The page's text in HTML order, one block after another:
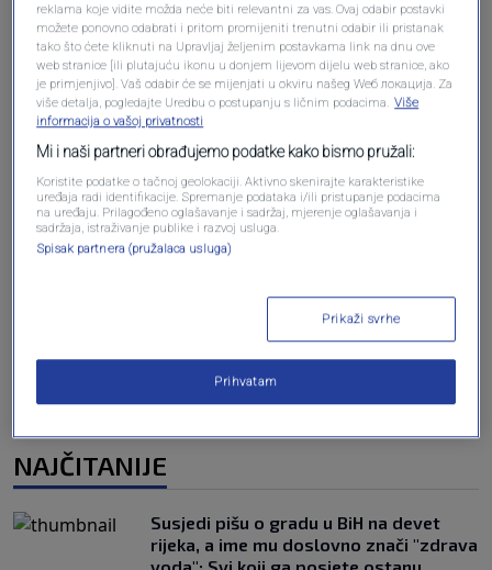
Oglas
NAJČITANIJE
Susjedi pišu o gradu u BiH na devet
rijeka, a ime mu doslovno znači "zdrava
reklama koje vidite možda neće biti relevantni za vas. Ovaj odabir postavki
možete ponovno odabrati i pritom promijeniti trenutni odabir ili pristanak
tako što ćete kliknuti na Upravljaj željenim postavkama link na dnu ove
web stranice [ili plutajuću ikonu u donjem lijevom dijelu web stranice, ako
je primjenjivo]. Vaš odabir će se mijenjati u okviru našeg Wеб локација. Za
više detalja, pogledajte Uredbu o postupanju s ličnim podacima. Više
informacija o vašoj privatnosti
Mi i naši partneri obrađujemo podatke kako bismo pružali:
Koristite podatke o tačnoj geolokaciji. Aktivno skenirajte karakteristike
uređaja radi identifikacije. Spremanje podataka i/ili pristupanje podacima
na uređaju. Prilagođeno oglašavanje i sadržaj, mjerenje oglašavanja i
sadržaja, istraživanje publike i razvoj usluga.
Spisak partnera (pružalaca usluga)
Prikaži svrhe
Prihvatam